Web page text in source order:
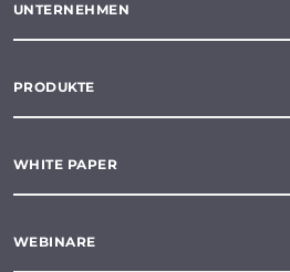
UNTERNEHMEN
PRODUKTE
WHITE PAPER
WEBINARE